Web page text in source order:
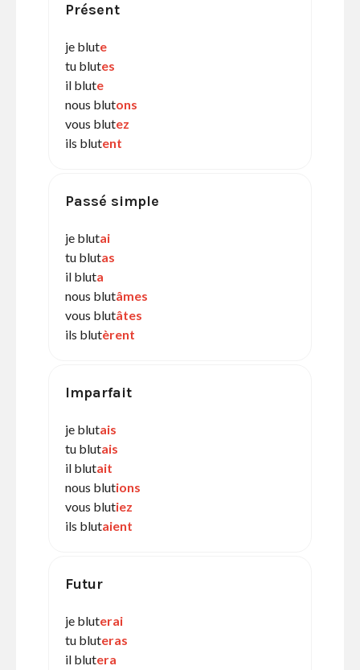
Présent
je blute
tu blutes
il blute
nous blutons
vous blutez
ils blutent
Passé simple
je blutai
tu blutas
il bluta
nous blutâmes
vous blutâtes
ils blutèrent
Imparfait
je blutais
tu blutais
il blutait
nous blutions
vous blutiez
ils blutaient
Futur
je bluterai
tu bluteras
il blutera